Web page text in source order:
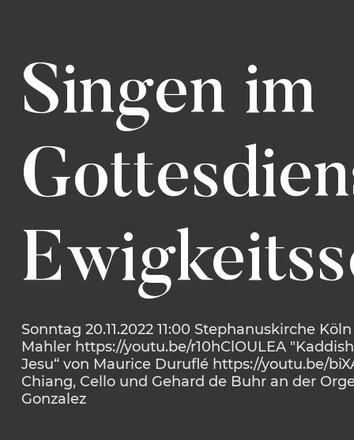
Singen im
Sonntag 20.11.2022 11:00 Stephanuskirche
Mahler https://youtu.be/r10hClOULEA
Jesu“ von Maurice Duruflé https://youtu.be/
Chiang, Cello und Gehard de Buhr an der
Gonzalez